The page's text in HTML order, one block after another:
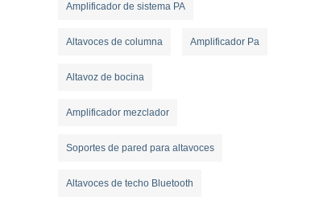
Amplificador de sistema PA
Altavoces de columna Amplificador Pa
Altavoz de bocina
Amplificador mezclador
Soportes de pared para altavoces
Altavoces de techo Bluetooth